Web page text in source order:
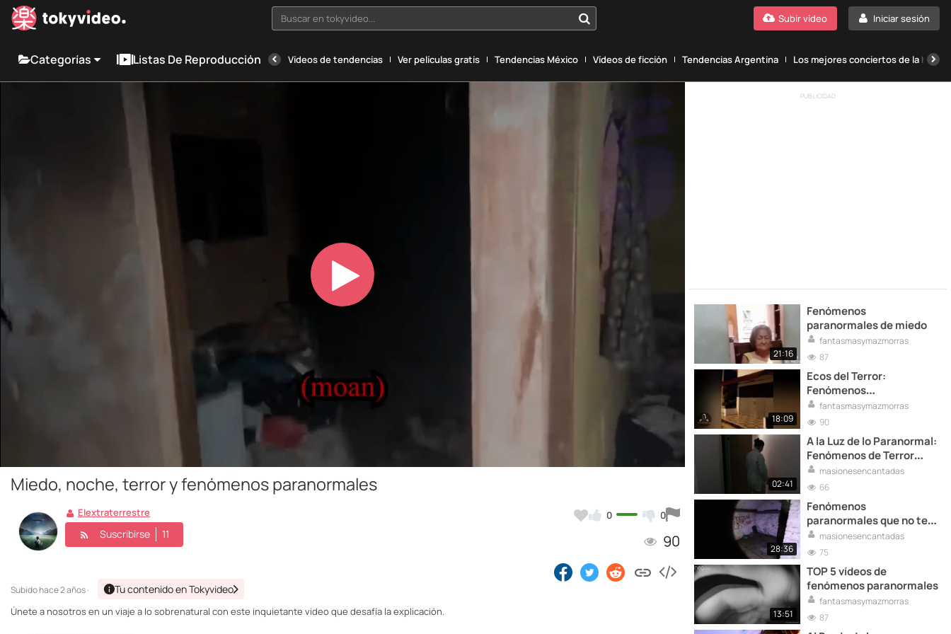
Buscar en tokyvideo... Iniciar sesión
Subir vídeo
Categorías Listas De Reproducción Vídeos de tendencias Ver películas gratis Tendencias México Vídeos de ficción Tendencias Argentina Los mejores conciertos de la
Play
Miedo, noche, terror y fenómenos paranormales
0 0
90
Elextraterrestre
Suscribirse 11
Subidohace 2 años · Tu contenido en Tokyvideo
Únete a nosotros en un viaje a lo sobrenatural con este inquietante video que desafía la explicación.
PUBLICIDAD
21:16
Fenómenos
paranormales de miedo
fantasmasymazmorras
87
18:09
Ecos del Terror:
Fenómenos
Paranormales en Video
fantasmasymazmorras
90
02:41
A la Luz de lo Paranormal:
Fenómenos de Terror
Grabados en Video
masionesencantadas
66
28:36
Fenómenos
paranormales que no te
dejarán dormir
masionesencantadas
75
13:51
TOP 5 vídeos de
fenómenos paranormales
fantasmasymazmorras
87